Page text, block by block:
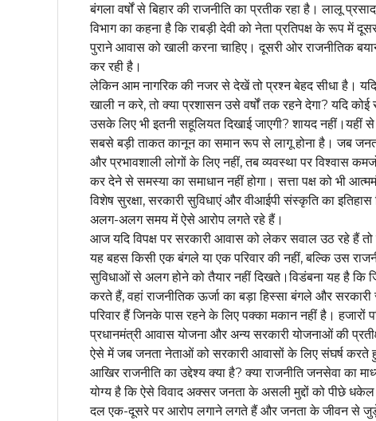
बंगला वर्षों से बिहार की राजनीति का प्रतीक रहा है। लालू
विभाग का कहना है कि राबड़ी देवी को नेता प्रतिपक्ष के रूप में
पुराने आवास को खाली करना चाहिए। दूसरी ओर राजनीतिक
कर रही है।
लेकिन आम नागरिक की नजर से देखें तो प्रश्न बेहद सीधा है। यदि
खाली न करे, तो क्या प्रशासन उसे वर्षों तक रहने देगा? यदि कोई
उसके लिए भी इतनी सहूलियत दिखाई जाएगी? शायद
सबसे बड़ी ताकत कानून का समान रूप से लागू होना है। जब
और प्रभावशाली लोगों के लिए नहीं, तब व्यवस्था पर विश्वास
कर देने से समस्या का समाधान नहीं होगा। सत्ता पक्ष को भी
विशेष सुरक्षा, सरकारी सुविधाएं और वीआईपी संस्कृति का
अलग-अलग समय में ऐसे आरोप लगते रहे हैं।
आज यदि विपक्ष पर सरकारी आवास को लेकर सवाल उठ रहे हैं
यह बहस किसी एक बंगले या एक परिवार की नहीं, बल्कि उस
सुविधाओं से अलग होने को तैयार नहीं दिखते।विडंबना यह है कि
करते हैं, वहां राजनीतिक ऊर्जा का बड़ा हिस्सा बंगले और
परिवार हैं जिनके पास रहने के लिए पक्का मकान नहीं है। हजारों
प्रधानमंत्री आवास योजना और अन्य सरकारी योजनाओं की
ऐसे में जब जनता नेताओं को सरकारी आवासों के लिए संघर्ष
आखिर राजनीति का उद्देश्य क्या है? क्या राजनीति जनसेवा का
योग्य है कि ऐसे विवाद अक्सर जनता के असली मुद्दों को पीछे
दल एक-दूसरे पर आरोप लगाने लगते हैं और जनता के जीवन से जुड़े